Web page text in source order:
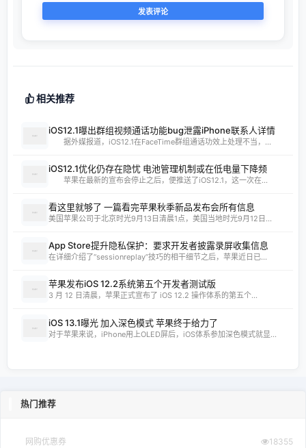
相关推荐
iOS12.1曝出群组视频通话功能bug泄露iPhone联系人详情
据外媒报道，iOS12.1在FaceTime群组通话功效上处理不当，...
iOS12.1优化仍存在隐忧 电池管理机制或在低电量下降频
苹果在最新的宣布会停止之后，便推送了iOS12.1，这一次在...
看这里就够了 一篇看完苹果秋季新品发布会所有信息
美国苹果公司于北京时光9月13日清晨1点，美国当地时光9月12日...
App Store提升隐私保护：要求开发者披露录屏收集信息
在详细介绍了“sessionreplay”技巧的相干细节之后，苹果近日已...
苹果发布iOS 12.2系统第五个开发者测试版
3 月 12 日清晨，苹果正式宣布了 iOS 12.2 操作体系的第五个...
iOS 13.1曝光 加入深色模式 苹果终于给力了
对于苹果来说，iPhone用上OLED屏后，iOS体系参加深色模式就显...
热门推荐
网购优惠券 18355